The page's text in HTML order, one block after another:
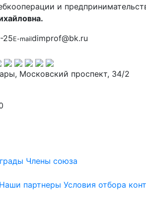
и
25E-maildimprof@bk.ru
Московский проспект, 34/2
Члены союза
Наши партнеры Условия отбора